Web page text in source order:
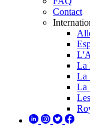
Contact
La
La
La